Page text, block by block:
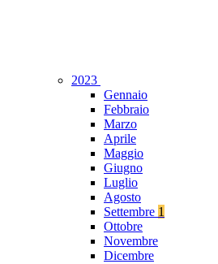
2023
Gennaio
Febbraio
Marzo
Aprile
Maggio
Giugno
Luglio
Agosto
Settembre 1
Ottobre
Novembre
Dicembre